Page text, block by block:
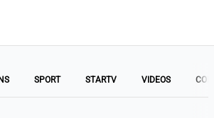
SPORT STARTV VIDEOS